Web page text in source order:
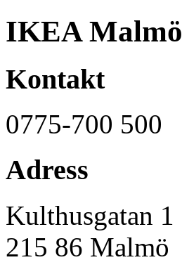
IKEA Malmö
Kontakt
0775-700 500
Adress
Kulthusgatan 1
215 86 Malmö